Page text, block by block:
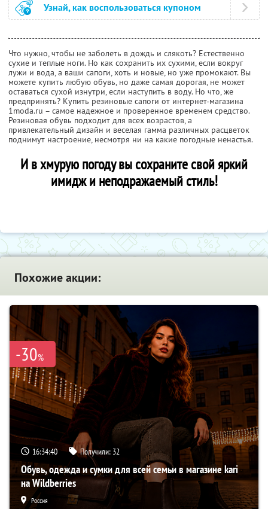
Узнай, как воспользоваться купоном
Что нужно, чтобы не заболеть в дождь и слякоть? Естественно
сухие и теплые ноги. Но как сохранить их сухими, если вокруг
лужи и вода, а ваши сапоги, хоть и новые, но уже промокают. Вы
можете купить любую обувь, но даже самая дорогая, не может
оставаться сухой изнутри, если наступить в воду. Но что, же
предпринять? Купить резиновые сапоги от интернет-магазина
1moda.ru – самое надежное и проверенное временем средство.
Резиновая обувь подходит для всех возрастов, а
привлекательный дизайн и веселая гамма различных расцветок
поднимут настроение, несмотря ни на какие погодные ненастья.
И в хмурую погоду вы сохраните свой яркий
имидж и неподражаемый стиль!
Похожие акции:
-30%
16:34:40 Получили: 32
Обувь, одежда и сумки для всей семьи в магазине kari
на Wildberries
Россия